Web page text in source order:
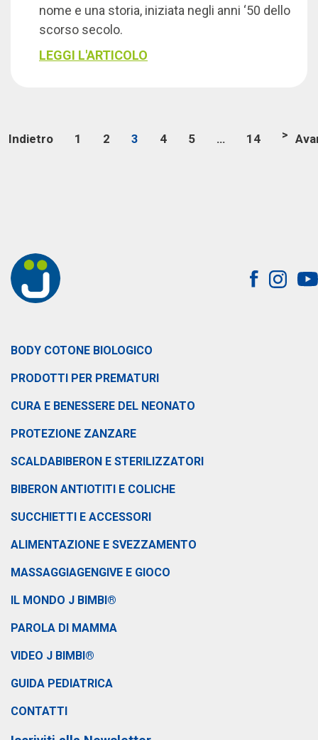
nome e una storia, iniziata negli anni ‘50 dello
scorso secolo.
LEGGI L'ARTICOLO
Indietro 1 2 3 4 5 … 14 >
BODY COTONE BIOLOGICO
PRODOTTI PER PREMATURI
CURA E BENESSERE DEL NEONATO
PROTEZIONE ZANZARE
SCALDABIBERON E STERILIZZATORI
BIBERON ANTIOTITI E COLICHE
SUCCHIETTI E ACCESSORI
ALIMENTAZIONE E SVEZZAMENTO
MASSAGGIAGENGIVE E GIOCO
IL MONDO J BIMBI®
PAROLA DI MAMMA
VIDEO J BIMBI®
GUIDA PEDIATRICA
CONTATTI